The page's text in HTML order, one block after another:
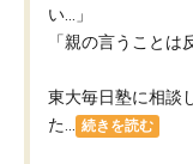
い…」
「親の言うことは
東大毎日塾に相談
た...
続きを読む